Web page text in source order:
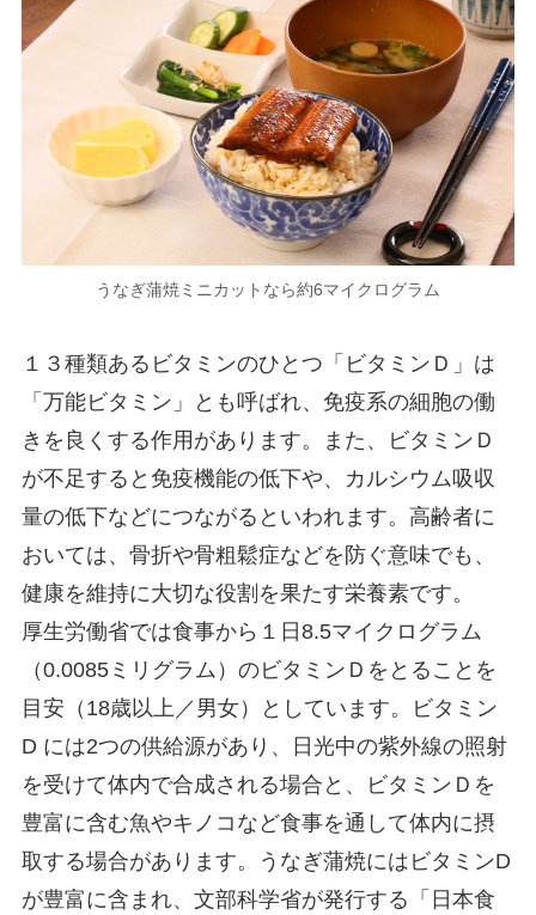
うなぎ蒲焼ミニカットなら約6マイクログラム
１３種類あるビタミンのひとつ「ビタミンＤ」は
「万能ビタミン」とも呼ばれ、免疫系の細胞の働
きを良くする作用があります。また、ビタミンＤ
が不足すると免疫機能の低下や、カルシウム吸収
量の低下などにつながるといわれます。高齢者に
おいては、骨折や骨粗鬆症などを防ぐ意味でも、
健康を維持に大切な役割を果たす栄養素です。
厚生労働省では食事から１日8.5マイクログラム
（0.0085ミリグラム）のビタミンＤをとることを
目安（18歳以上／男女）としています。ビタミン
D には2つの供給源があり、日光中の紫外線の照射
を受けて体内で合成される場合と、ビタミンＤを
豊富に含む魚やキノコなど食事を通して体内に摂
取する場合があります。うなぎ蒲焼にはビタミンD
が豊富に含まれ、文部科学省が発行する「日本食